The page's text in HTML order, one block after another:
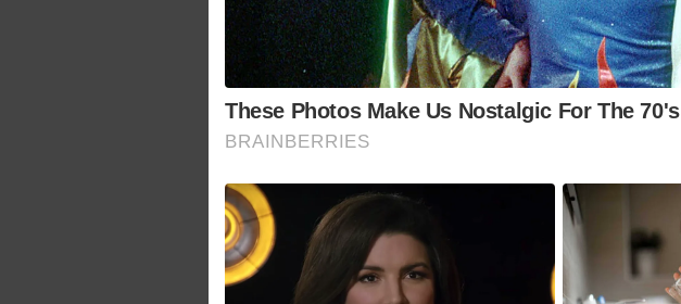
These Photos Make Us Nostalgic For The 70's
BRAINBERRIES